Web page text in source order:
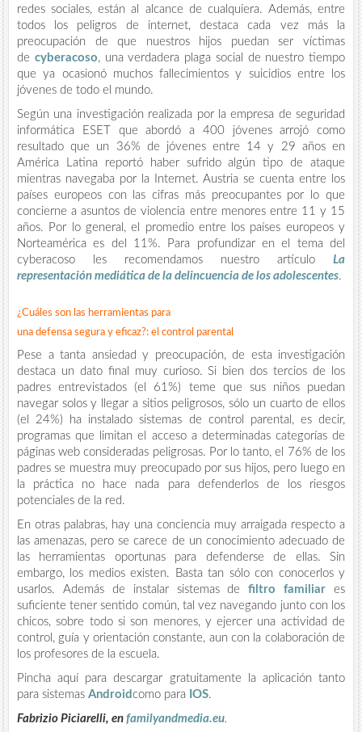
redes sociales, están al alcance de cualquiera. Además, entre
todos los peligros de internet, destaca cada vez más la
preocupación de que nuestros hijos puedan ser víctimas
de cyberacoso, una verdadera plaga social de nuestro tiempo
que ya ocasionó muchos fallecimientos y suicidios entre los
jóvenes de todo el mundo.
Según una investigación realizada por la empresa de seguridad
informática ESET que abordó a 400 jóvenes arrojó como
resultado que un 36% de jóvenes entre 14 y 29 años en
América Latina reportó haber sufrido algún tipo de ataque
mientras navegaba por la Internet. Austria se cuenta entre los
países europeos con las cifras más preocupantes por lo que
concierne a asuntos de violencia entre menores entre 11 y 15
años. Por lo general, el promedio entre los países europeos y
Norteamérica es del 11%. Para profundizar en el tema del
cyberacoso les recomendamos nuestro artículo La
representación mediática de la delincuencia de los adolescentes.
¿Cuáles son las herramientas para
una defensa segura y eficaz?: el control parental
Pese a tanta ansiedad y preocupación, de esta investigación
destaca un dato final muy curioso. Si bien dos tercios de los
padres entrevistados (el 61%) teme que sus niños puedan
navegar solos y llegar a sitios peligrosos, sólo un cuarto de ellos
(el 24%) ha instalado sistemas de control parental, es decir,
programas que limitan el acceso a determinadas categorías de
páginas web consideradas peligrosas. Por lo tanto, el 76% de los
padres se muestra muy preocupado por sus hijos, pero luego en
la práctica no hace nada para defenderlos de los riesgos
potenciales de la red.
En otras palabras, hay una conciencia muy arraigada respecto a
las amenazas, pero se carece de un conocimiento adecuado de
las herramientas oportunas para defenderse de ellas. Sin
embargo, los medios existen. Basta tan sólo con conocerlos y
usarlos. Además de instalar sistemas defiltro familiar es
suficiente tener sentido común, tal vez navegando junto con los
chicos, sobre todo si son menores, y ejercer una actividad de
control, guía y orientación constante, aun con la colaboración de
los profesores de la escuela.
Pincha aquí para descargar gratuitamente la aplicación tanto
para sistemas Android como para IOS.
Fabrizio Piciarelli, en familyandmedia.eu.